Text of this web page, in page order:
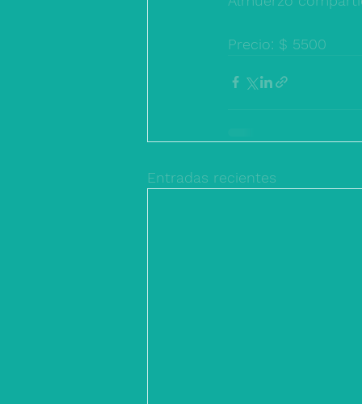
Precio: $ 5500
Entradas recientes